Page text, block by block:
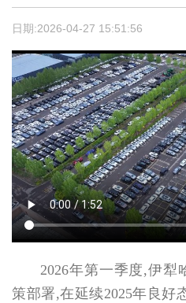
日期:2026-04-27 15:51:56
2026年第一季度,伊犁
策部署,在延续2025年良好